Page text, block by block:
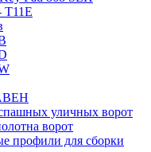
T11E
уличных ворот
ворот
профили для сборки